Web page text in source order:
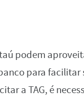
podem
para facilitar
a TAG, é